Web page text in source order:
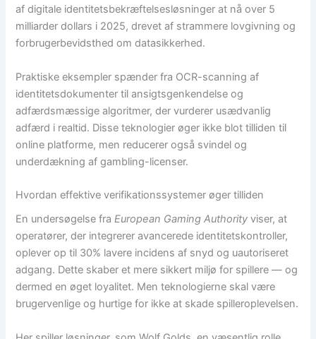
af digitale identitetsbekræftelsesløsninger at nå over 5
milliarder dollars i 2025, drevet af strammere lovgivning og
forbrugerbevidsthed om datasikkerhed.
Praktiske eksempler spænder fra OCR-scanning af
identitetsdokumenter til ansigtsgenkendelse og
adfærdsmæssige algoritmer, der vurderer usædvanlig
adfærd i realtid. Disse teknologier øger ikke blot tilliden til
online platforme, men reducerer også svindel og
underdækning af gambling-licenser.
Hvordan effektive verifikationssystemer øger tilliden
En undersøgelse fraEuropean Gaming Authority viser, at
operatører, der integrerer avancerede identitetskontroller,
oplever op til 30% lavere incidens af snyd og uautoriseret
adgang. Dette skaber et mere sikkert miljø for spillere — og
dermed en øget loyalitet. Men teknologierne skal være
brugervenlige og hurtige for ikke at skade spilleroplevelsen.